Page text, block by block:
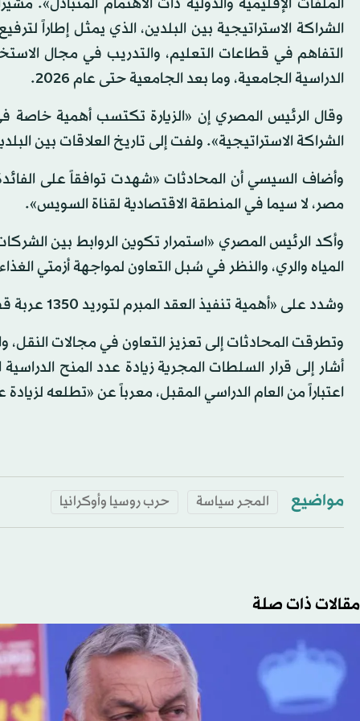
الشراكة الاستراتيجية بين البلدين، الذي يمثل إطاراً
التفاهم في قطاعات التعليم، والتدريب في مجال
الدراسية الجامعية، وما بعد الجامعية حتى عام 2026.
وقال الرئيس المصري إن «الزيارة تكتسب أهمية خاصة
الشراكة الاستراتيجية». ولفت إلى تاريخ العلاقات بين البلدين
وأضاف السيسي أن المحادثات «شهدت توافقاً على
مصر، لا سيما في المنطقة الاقتصادية لقناة السويس».
وأكد الرئيس المصري «استمرار تكوين الروابط بين
المياه والري، والنظر في سُبل التعاون لمواجهة أزمتي
وشدد على «أهمية تنفيذ العقد المبرم لتوريد 1350 عربة قطار سكك حديدية من المجر خلال الأطر الزمنية المتفق عليها».
وتطرقت المحادثات إلى تعزيز التعاون في مجالات النقل،
اعتباراً من العام الدراسي المقبل، معرباً عن «تطلعه
مواضيع المجر سياسة حرب روسيا وأوكرانيا
مقالات ذات صلة